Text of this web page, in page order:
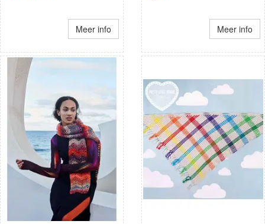
Meer info Meer info